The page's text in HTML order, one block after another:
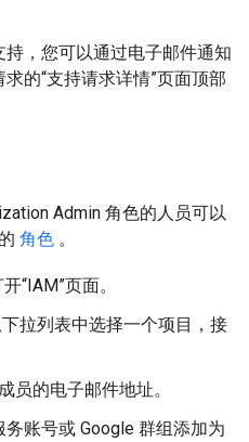
，您可以通过电子邮件通知
的“支持请求详情”页面顶部
Admin 角色的人员可以
角色 。
“IAM”页面。
下拉列表中选择一个项目，接
员的电子邮件地址。
账号或 Google 群组添加为